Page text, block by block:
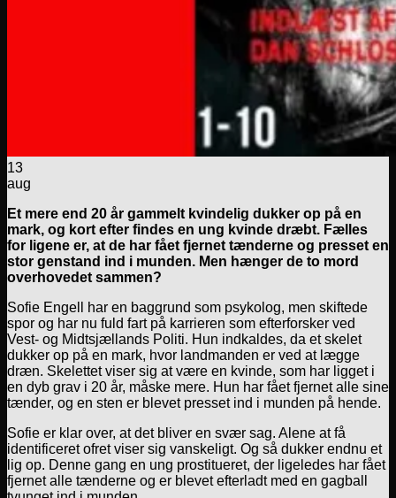
13
aug
Et mere end 20 år gammelt kvindelig dukker op på en
mark, og kort efter findes en ung kvinde dræbt. Fælles
for ligene er, at de har fået fjernet tænderne og presset en
stor genstand ind i munden. Men hænger de to mord
overhovedet sammen?
Sofie Engell har en baggrund som psykolog, men skiftede
spor og har nu fuld fart på karrieren som efterforsker ved
Vest- og Midtsjællands Politi. Hun indkaldes, da et skelet
dukker op på en mark, hvor landmanden er ved at lægge
dræn. Skelettet viser sig at være en kvinde, som har ligget i
en dyb grav i 20 år, måske mere. Hun har fået fjernet alle sine
tænder, og en sten er blevet presset ind i munden på hende.
Sofie er klar over, at det bliver en svær sag. Alene at få
identificeret ofret viser sig vanskeligt. Og så dukker endnu et
lig op. Denne gang en ung prostitueret, der ligeledes har fået
fjernet alle tænderne og er blevet efterladt med en gagball